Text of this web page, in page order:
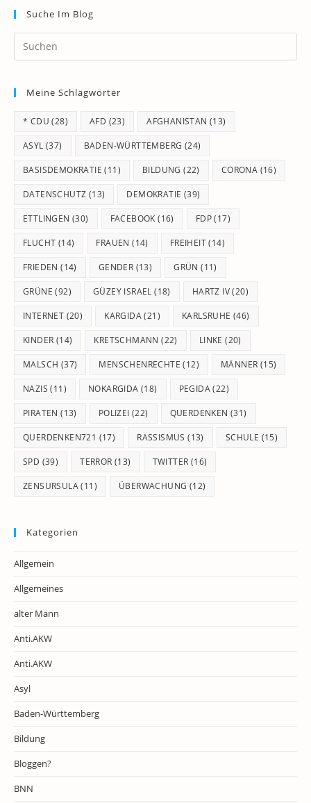
Suche Im Blog
Meine Schlagwörter
* CDU (28) AFD (23) AFGHANISTAN (13)
ASYL (37) BADEN-WÜRTTEMBERG (24)
BASISDEMOKRATIE (11) BILDUNG (22) CORONA (16)
DATENSCHUTZ (13) DEMOKRATIE (39)
ETTLINGEN (30) FACEBOOK (16) FDP(17)
FLUCHT (14) FRAUEN (14) FREIHEIT(14)
FRIEDEN (14) GENDER (13) GRÜN (11)
GRÜNE (92) GÜZEY ISRAEL (18) HARTZ IV(20)
INTERNET (20) KARGIDA(21) KARLSRUHE (46)
KINDER (14) KRETSCHMANN (22) LINKE (20)
MALSCH (37) MENSCHENRECHTE (12) MÄNNER (15)
NAZIS (11) NOKARGIDA (18) PEGIDA(22)
PIRATEN (13) POLIZEI (22) QUERDENKEN (31)
QUERDENKEN721 (17) RASSISMUS (13) SCHULE (15)
SPD (39) TERROR (13) TWITTER (16)
ZENSURSULA(11) ÜBERWACHUNG (12)
Kategorien
Allgemein
Allgemeines
alter Mann
Anti.AKW
Anti.AKW
Asyl
Baden-Württemberg
Bildung
Bloggen?
BNN